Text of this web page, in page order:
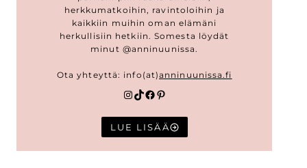
herkkumatkoihin, ravintoloihin ja
kaikkiin muihin oman elämäni
herkullisiin hetkiin. Somesta löydät
minut @anninuunissa.
Ota yhteyttä: info(at)anninuunissa.fi
Instagram
TikTok
Facebook
Pinterest
LUE LISÄÄ